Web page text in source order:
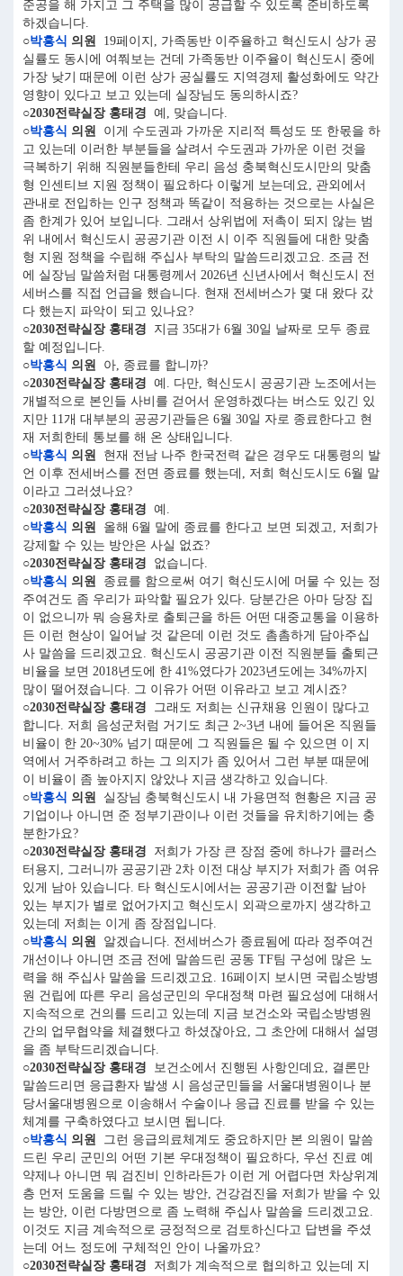
준공을 해 가지고 그 주택을 많이 공급할 수 있도록 준비하도록
하겠습니다.
○박흥식 의원
19페이지, 가족동반 이주율하고 혁신도시 상가 공
실률도 동시에 여쭤보는 건데 가족동반 이주율이 혁신도시 중에
가장 낮기 때문에 이런 상가 공실률도 지역경제 활성화에도 약간
영향이 있다고 보고 있는데 실장님도 동의하시죠?
○2030전략실장 홍태경 예, 맞습니다.
○박흥식 의원
이게 수도권과 가까운 지리적 특성도 또 한몫을 하
고 있는데 이러한 부분들을 살려서 수도권과 가까운 이런 것을
극복하기 위해 직원분들한테 우리 음성 충북혁신도시만의 맞춤
형 인센티브 지원 정책이 필요하다 이렇게 보는데요, 관외에서
관내로 전입하는 인구 정책과 똑같이 적용하는 것으로는 사실은
좀 한계가 있어 보입니다. 그래서 상위법에 저촉이 되지 않는 범
위 내에서 혁신도시 공공기관 이전 시 이주 직원들에 대한 맞춤
형 지원 정책을 수립해 주십사 부탁의 말씀드리겠고요. 조금 전
에 실장님 말씀처럼 대통령께서 2026년 신년사에서 혁신도시 전
세버스를 직접 언급을 했습니다. 현재 전세버스가 몇 대 왔다 갔
다 했는지 파악이 되고 있나요?
○2030전략실장 홍태경 지금 35대가 6월 30일 날짜로 모두 종료
할 예정입니다.
○박흥식 의원
아, 종료를 합니까?
○2030전략실장 홍태경 예. 다만, 혁신도시 공공기관 노조에서는
개별적으로 본인들 사비를 걷어서 운영하겠다는 버스도 있긴 있
지만 11개 대부분의 공공기관들은 6월 30일 자로 종료한다고 현
재 저희한테 통보를 해 온 상태입니다.
○박흥식 의원
현재 전남 나주 한국전력 같은 경우도 대통령의 발
언 이후 전세버스를 전면 종료를 했는데, 저희 혁신도시도 6월 말
이라고 그러셨나요?
○2030전략실장 홍태경 예.
○박흥식 의원
올해 6월 말에 종료를 한다고 보면 되겠고, 저희가
강제할 수 있는 방안은 사실 없죠?
○2030전략실장 홍태경 없습니다.
○박흥식 의원
종료를 함으로써 여기 혁신도시에 머물 수 있는 정
주여건도 좀 우리가 파악할 필요가 있다. 당분간은 아마 당장 집
이 없으니까 뭐 승용차로 출퇴근을 하든 어떤 대중교통을 이용하
든 이런 현상이 일어날 것 같은데 이런 것도 촘촘하게 담아주십
사 말씀을 드리겠고요. 혁신도시 공공기관 이전 직원분들 출퇴근
비율을 보면 2018년도에 한 41%였다가 2023년도에는 34%까지
많이 떨어졌습니다. 그 이유가 어떤 이유라고 보고 계시죠?
○2030전략실장 홍태경 그래도 저희는 신규채용 인원이 많다고
합니다. 저희 음성군처럼 거기도 최근 2~3년 내에 들어온 직원들
비율이 한 20~30% 넘기 때문에 그 직원들은 될 수 있으면 이 지
역에서 거주하려고 하는 그 의지가 좀 있어서 그런 부분 때문에
이 비율이 좀 높아지지 않았나 지금 생각하고 있습니다.
○박흥식 의원
실장님 충북혁신도시 내 가용면적 현황은 지금 공
기업이나 아니면 준 정부기관이나 이런 것들을 유치하기에는 충
분한가요?
○2030전략실장 홍태경 저희가 가장 큰 장점 중에 하나가 클러스
터용지, 그러니까 공공기관 2차 이전 대상 부지가 저희가 좀 여유
있게 남아 있습니다. 타 혁신도시에서는 공공기관 이전할 남아
있는 부지가 별로 없어가지고 혁신도시 외곽으로까지 생각하고
있는데 저희는 이게 좀 장점입니다.
○박흥식 의원
알겠습니다. 전세버스가 종료됨에 따라 정주여건
개선이나 아니면 조금 전에 말씀드린 공동 TF팀 구성에 많은 노
력을 해 주십사 말씀을 드리겠고요. 16페이지 보시면 국립소방병
원 건립에 따른 우리 음성군민의 우대정책 마련 필요성에 대해서
지속적으로 건의를 드리고 있는데 지금 보건소와 국립소방병원
간의 업무협약을 체결했다고 하셨잖아요, 그 초안에 대해서 설명
을 좀 부탁드리겠습니다.
○2030전략실장 홍태경 보건소에서 진행된 사항인데요, 결론만
말씀드리면 응급환자 발생 시 음성군민들을 서울대병원이나 분
당서울대병원으로 이송해서 수술이나 응급 진료를 받을 수 있는
체계를 구축하였다고 보시면 됩니다.
○박흥식 의원
그런 응급의료체계도 중요하지만 본 의원이 말씀
드린 우리 군민의 어떤 기본 우대정책이 필요하다, 우선 진료 예
약제나 아니면 뭐 검진비 인하라든가 이런 게 어렵다면 차상위계
층 먼저 도움을 드릴 수 있는 방안, 건강검진을 저희가 받을 수 있
는 방안, 이런 다방면으로 좀 노력해 주십사 말씀을 드리겠고요.
이것도 지금 계속적으로 긍정적으로 검토하신다고 답변을 주셨
는데 어느 정도에 구체적인 안이 나올까요?
○2030전략실장 홍태경 저희가 계속적으로 협의하고 있는데 지